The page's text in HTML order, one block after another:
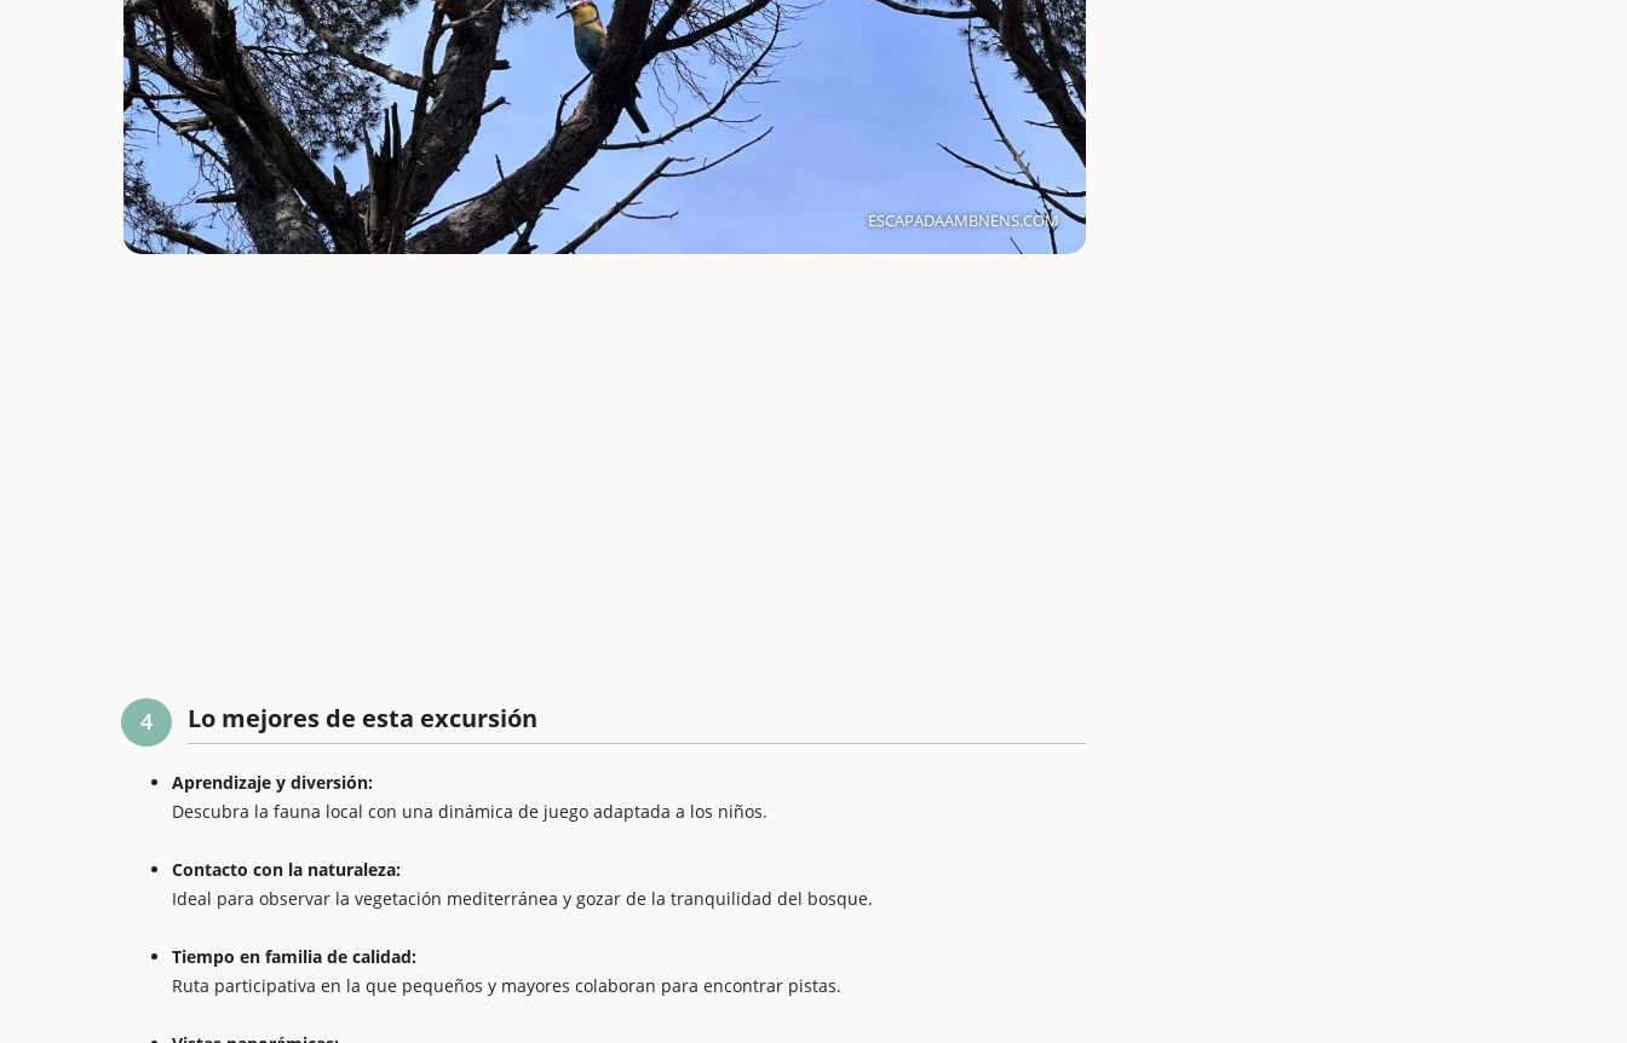
ESCAPADAAMBNENS.COM
4 Lo mejores de esta excursión
Aprendizaje y diversión:
Descubra la fauna local con una dinámica de juego adaptada a los niños.
Contacto con la naturaleza:
Ideal para observar la vegetación mediterránea y gozar de la tranquilidad del bosque.
Tiempo en familia de calidad:
Ruta participativa en la que pequeños y mayores colaboran para encontrar pistas.